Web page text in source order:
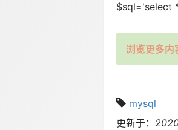
$sql='select
浏览更多内
mysql
更新于：